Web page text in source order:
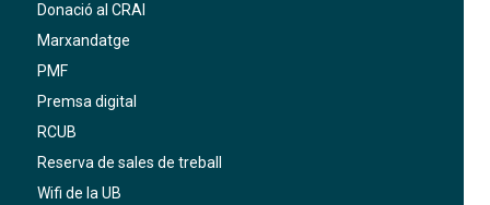
Donació al CRAI
Marxandatge
PMF
Premsa digital
RCUB
Reserva de sales de treball
Wifi de la UB